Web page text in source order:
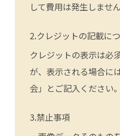
して費用は発生しません
クレジットの記載に
クレジットの表示は必
が、表示される場合に
会」とご記入ください。
禁止事項